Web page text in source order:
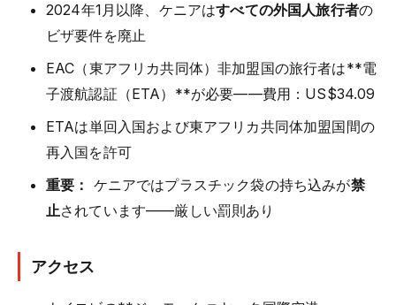
2024年1月以降、ケニアはすべての外国人旅行者の
ビザ要件を廃止
EAC（東アフリカ共同体）非加盟国の旅行者は**電
子渡航認証（ETA）**が必要——費用：US$34.09
ETAは単回入国および東アフリカ共同体加盟国間の
再入国を許可
重要： ケニアではプラスチック袋の持ち込みが禁
止されています——厳しい罰則あり
アクセス